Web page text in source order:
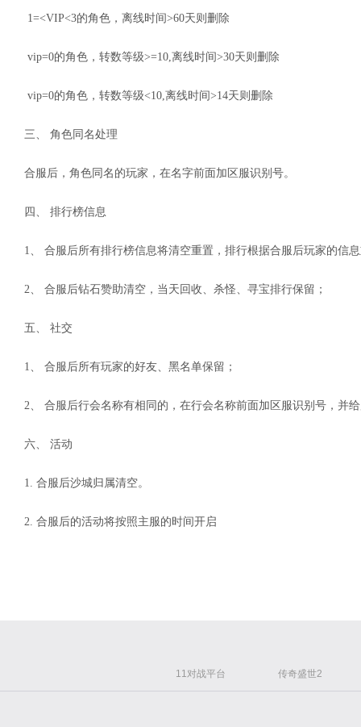
1=<VIP<3的角色，离线时间>60天则删除
vip=0的角色，转数等级>=10,离线时间>30天则删除
vip=0的角色，转数等级<10,离线时间>14天则删除
三、 角色同名处理
合服后，角色同名的玩家，在名字前面加区服识别号。
四、 排行榜信息
1、 合服后所有排行榜信息将清空重置，排行根据合服后玩家的信
2、 合服后钻石赞助清空，当天回收、杀怪、寻宝排行保留；
五、 社交
1、 合服后所有玩家的好友、黑名单保留；
2、 合服后行会名称有相同的，在行会名称前面加区服识别号，并
六、 活动
1. 合服后沙城归属清空。
2. 合服后的活动将按照主服的时间开启
11对战平台 传奇盛世2